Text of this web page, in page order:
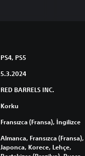
PS4, PS5
5.3.2024
RED BARRELS INC.
Korku
Fransızca (Fransa), İngilizce
Almanca, Fransızca (Fransa),
Japonca, Korece, Lehçe,